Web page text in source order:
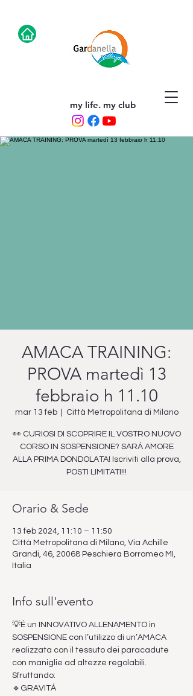
my life. my club
AMACA TRAINING:
PROVA martedì 13
febbraio h 11.10
mar 13 feb
  |
Città Metropolitana di Milano
👀 CURIOSI DI SCOPRIRE IL VOSTRO NUOVO
CORSO IN SOSPENSIONE? SARÁ AMORE
ALLA PRIMA DONDOLATA! Iscriviti alla prova,
POSTI LIMITATI!!!
Orario & Sede
13 feb 2024, 11:10 – 11:50
Città Metropolitana di Milano, Via Achille
Grandi, 46, 20068 Peschiera Borromeo MI,
Italia
Info sull'evento
💡É un INNOVATIVO ALLENAMENTO in
SOSPENSIONE con l’utilizzo di un’AMACA
realizzata con il tessuto dei paracadute
con maniglie ad altezze regolabili.
Sfruttando:
🔹GRAVITÁ